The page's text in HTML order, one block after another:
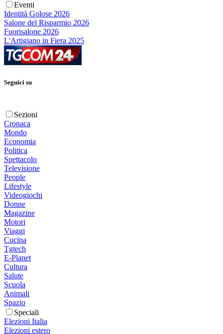
Eventi
Identità Golose 2026
Salone del Risparmio 2026
Fuorisalone 2026
L'Artigiano in Fiera 2025
Seguici su
Sezioni
Cronaca
Mondo
Economia
Politica
Spettacolo
Televisione
People
Lifestyle
Videogiochi
Donne
Magazine
Motori
Viaggi
Cucina
Tgtech
E-Planet
Cultura
Salute
Scuola
Animali
Spazio
Speciali
Elezioni Italia
Elezioni estero